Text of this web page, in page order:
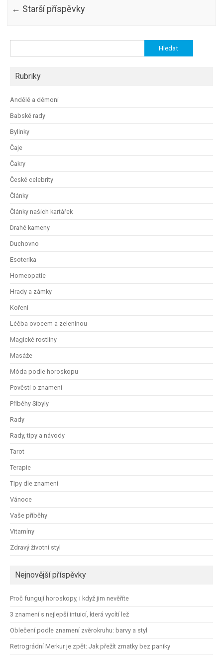
← Starší příspěvky
Rubriky
Andělé a démoni
Babské rady
Bylinky
Čaje
Čakry
České celebrity
Články
Články našich kartářek
Drahé kameny
Duchovno
Esoterika
Homeopatie
Hrady a zámky
Koření
Léčba ovocem a zeleninou
Magické rostliny
Masáže
Móda podle horoskopu
Pověsti o znamení
Příběhy Sibyly
Rady
Rady, tipy a návody
Tarot
Terapie
Tipy dle znamení
Vánoce
Vaše příběhy
Vitamíny
Zdravý životní styl
Nejnovější příspěvky
Proč fungují horoskopy, i když jim nevěříte
3 znamení s nejlepší intuicí, která vycítí lež
Oblečení podle znamení zvěrokruhu: barvy a styl
Retrográdní Merkur je zpět: Jak přežít zmatky bez paniky